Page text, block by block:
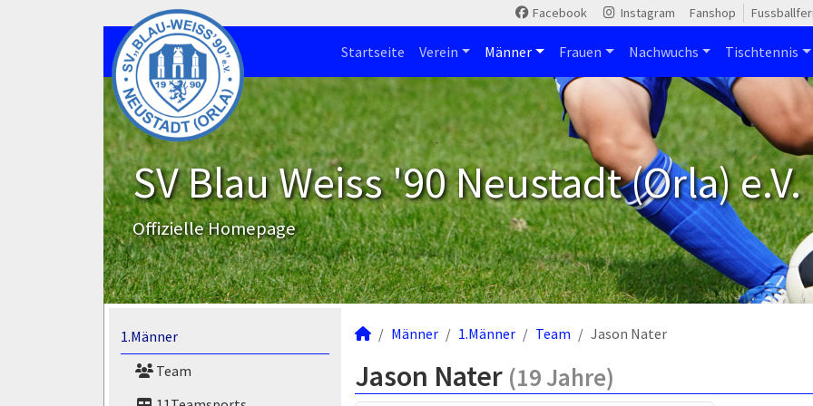
Facebook Instagram Fanshop
Startseite Verein Männer Frauen Nachwuchs Tischtennis
SV Blau Weiss '90 Neustadt (Orla) e.V.
Offizielle Homepage
1.Männer
Team
Männer 1.Männer Team Jason Nater
Jason Nater (19 Jahre)